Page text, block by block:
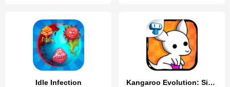
Idle Infection Kangaroo Evolution: Simulator